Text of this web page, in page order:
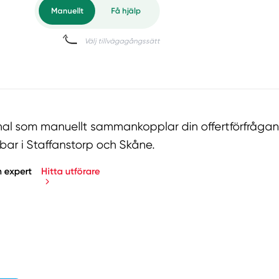
som manuellt sammankopplar din offertförfrågan
i Staffanstorp och Skåne.
expert Hitta utförare